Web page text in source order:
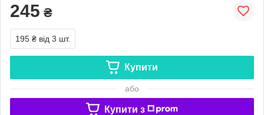
245 ₴
195 ₴ від 3 шт.
Купити
або
Купити з